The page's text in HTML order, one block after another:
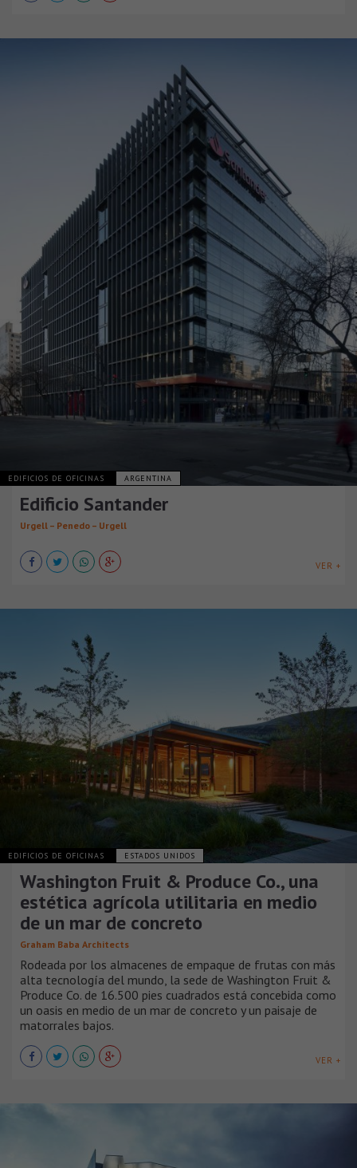
EDIFICIOS DE OFICINAS ARGENTINA
Edificio Santander
Urgell – Penedo – Urgell
VER +
EDIFICIOS DE OFICINAS ESTADOS UNIDOS
Washington Fruit & Produce Co., una
estética agrícola utilitaria en medio
de un mar de concreto
Graham Baba Architects
Rodeada por los almacenes de empaque de frutas con más
alta tecnología del mundo, la sede de Washington Fruit &
Produce Co. de 16.500 pies cuadrados está concebida como
un oasis en medio de un mar de concreto y un paisaje de
matorrales bajos.
VER +